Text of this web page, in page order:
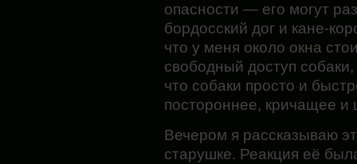
опасности — его могут
бордосский дог и кане-
что у меня около окна
свободный доступ
что собаки просто и
постороннее, кричащее
Вечером я рассказываю
старушке. Реакция её